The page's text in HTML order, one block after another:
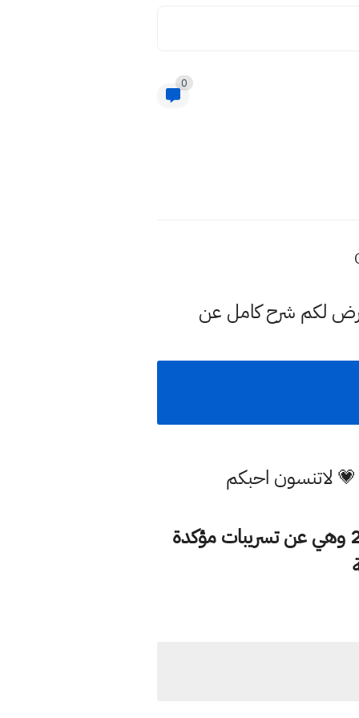
0
لكم شرح كامل عن
لاتنسون احبكم
في هذا الموضوع سوف نتطرق الى اخبار مهمة جدا وردتنا اليوم بتاريخ 11-7-2019 وهي عن تسريبات مؤكدة